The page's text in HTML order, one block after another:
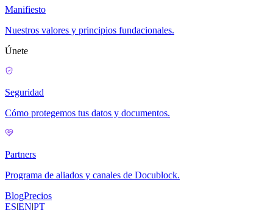
Manifiesto
Nuestros valores y principios fundacionales.
Únete
Seguridad
Cómo protegemos tus datos y documentos.
Partners
Programa de aliados y canales de Docublock.
BlogPrecios
ES|EN|PT